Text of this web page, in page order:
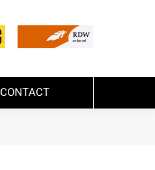
CONTACT